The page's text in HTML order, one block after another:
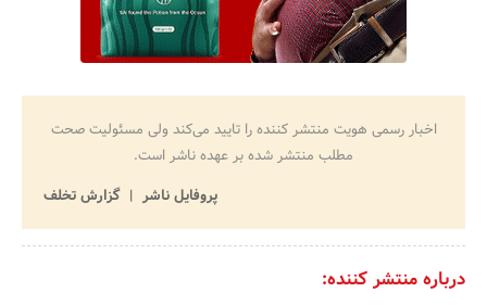
اخبار رسمی هویت منتشر کننده را تایید می‌کند ولی مسئولیت صحت
مطلب منتشر شده بر عهده ناشر است.
پروفایل ناشر
گزارش تخلف
درباره منتشر کننده: